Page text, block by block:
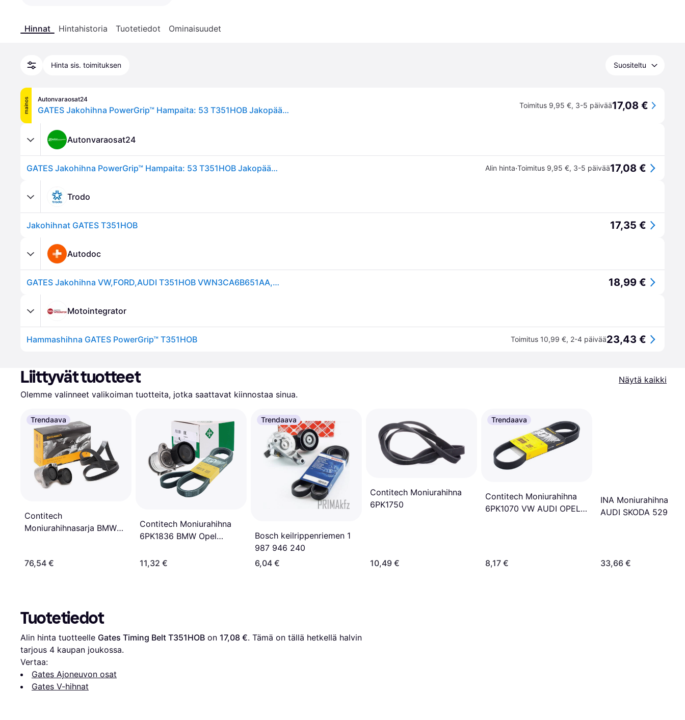
Hinnat Hintahistoria Tuotetiedot Ominaisuudet
Hinta sis. toimituksen Suositeltu
mainos Autonvaraosat24
GATES Jakohihna PowerGrip™ Hampaita: 53 T351HOB Jakopään Hihna,Hammashihna VW,AUDI,SKODA,Golf VII Schrägheck (5G1, BQ1, BE1, BE2),TIGUAN (5N_) Toimitus 9,95 €, 3-5 päivää17,08 €
Autonvaraosat24
GATES Jakohihna PowerGrip™ Hampaita: 53 T351HOB Jakopään Hihna,Hammashihna VW,AUDI,SKODA,Golf VII Schrägheck (5G1, BQ1, BE1, BE2),TIGUAN (5N_) Alin hinta·Toimitus 9,95 €, 3-5 päivää17,08 €
Trodo
Jakohihnat GATES T351HOB 17,35 €
Autodoc
GATES Jakohihna VW,FORD,AUDI T351HOB VWN3CA6B651AA,04L115264A,65968210002 Jakopään Hihna,Hammashihna,Hammashihnat 4L115264A,2564683 18,99 €
Motointegrator
Hammashihna GATES PowerGrip™ T351HOB Toimitus 10,99 €, 2-4 päivää23,43 €
Liittyvät tuotteet
Näytä kaikki
Olemme valinneet valikoiman tuotteita, jotka saattavat kiinnostaa sinua.
Trendaava
Contitech
Moniurahihnasarja BMW
76,54 €
Contitech Moniurahihna
6PK1836 BMW Opel
11,32 €
Trendaava
Bosch keilrippenriemen 1
987 946 240
6,04 €
Contitech Moniurahihna
6PK1750
10,49 €
Trendaava
Contitech Moniurahihna
6PK1070 VW AUDI OPEL
8,17 €
INA
AUDI SKODA 529
33,66 €
Tuotetiedot
Alin hinta tuotteelle Gates Timing Belt T351HOB on 17,08 €. Tämä on tällä hetkellä halvin
tarjous 4 kaupan joukossa.
Vertaa:
Gates Ajoneuvon osat
Gates V-hihnat